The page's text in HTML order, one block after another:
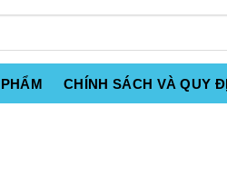
CHÍNH SÁCH VÀ QUY